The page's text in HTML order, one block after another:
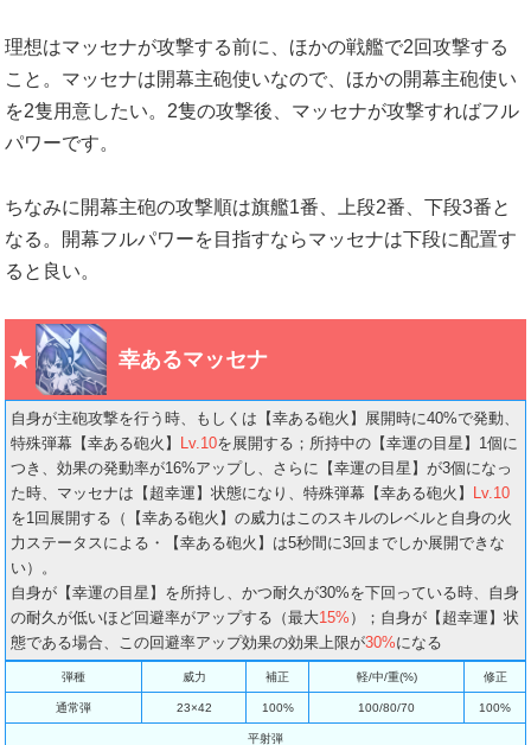
理想はマッセナが攻撃する前に、ほかの戦艦で2回攻撃する
こと。マッセナは開幕主砲使いなので、ほかの開幕主砲使い
を2隻用意したい。2隻の攻撃後、マッセナが攻撃すればフル
パワーです。
ちなみに開幕主砲の攻撃順は旗艦1番、上段2番、下段3番と
なる。開幕フルパワーを目指すならマッセナは下段に配置す
ると良い。
幸あるマッセナ
自身が主砲攻撃を行う時、もしくは【幸ある砲火】展開時に40%で発動、
特殊弾幕【幸ある砲火】
Lv.10を展開する；所持中の【幸運の目星】1個に
つき、効果の発動率が16%アップし、さらに【幸運の目星】が3個になっ
た時、マッセナは【超幸運】状態になり、特殊弾幕【幸ある砲火】
Lv.10
を1回展開する（【幸ある砲火】の威力はこのスキルのレベルと自身の火
力ステータスによる・【幸ある砲火】は5秒間に3回までしか展開できな
い）。
自身が【幸運の目星】を所持し、かつ耐久が30%を下回っている時、自身
の耐久が低いほど回避率がアップする（最大15% ）；自身が【超幸運】状
態である場合、この回避率アップ効果の効果上限が30%になる
弾種 威力 補正 軽/中/重(%) 修正
通常弾 23×42 100% 100/80/70 100%
平射弾